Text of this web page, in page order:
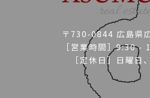
〒730-0844 広島県
［営業時間］9:30 -
［定休日］日曜日